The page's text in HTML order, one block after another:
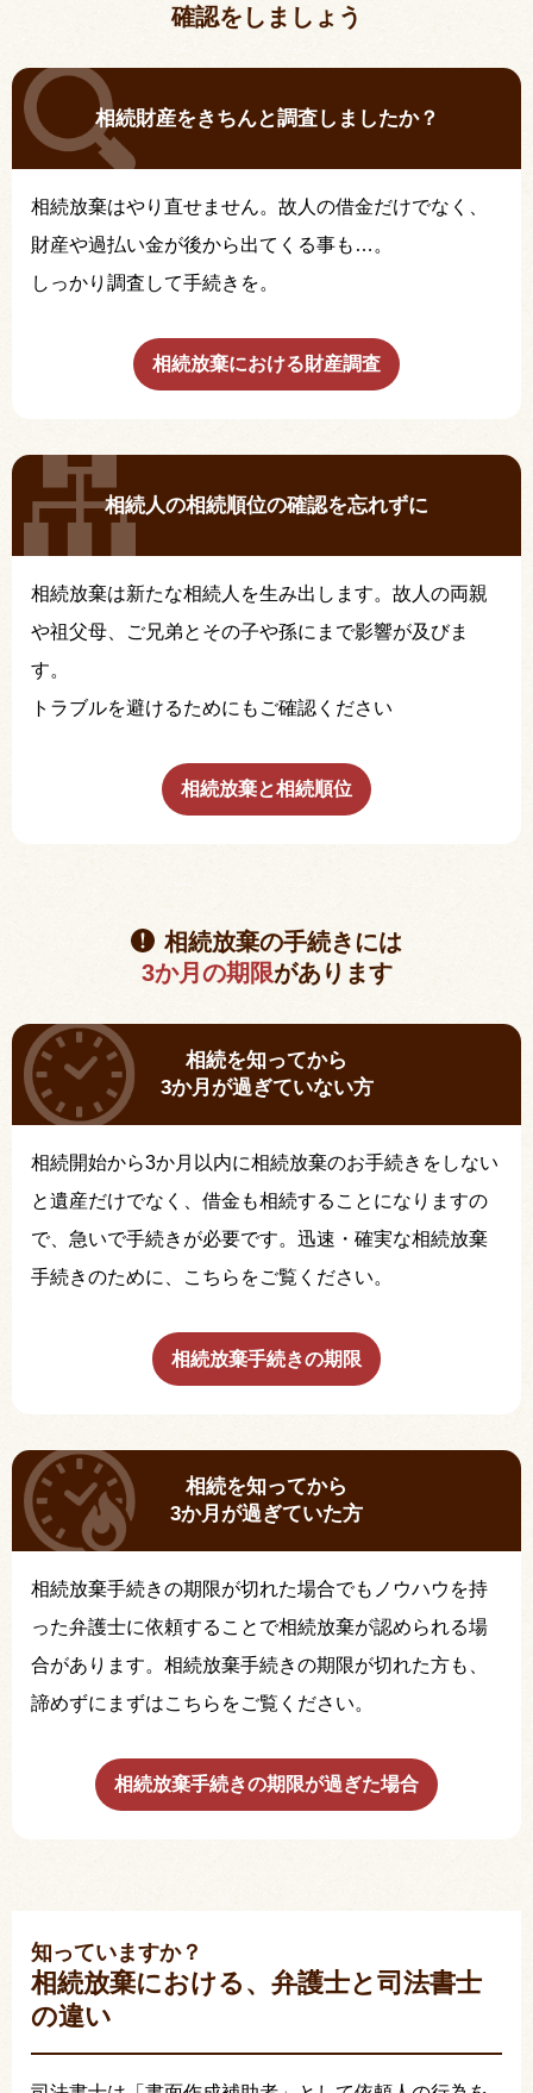
確認をしましょう
相続財産をきちんと調査しましたか？
相続放棄はやり直せません。故人の借金だけでなく、
財産や過払い金が後から出てくる事も…。
しっかり調査して手続きを。
相続放棄における財産調査
相続人の相続順位の確認を忘れずに
相続放棄は新たな相続人を生み出します。故人の両親
や祖父母、ご兄弟とその子や孫にまで影響が及びま
す。
トラブルを避けるためにもご確認ください
相続放棄と相続順位
相続放棄の手続きには
3か月の期限があります
相続を知ってから
3か月が過ぎていない方
相続開始から3か月以内に相続放棄のお手続きをしない
と遺産だけでなく、借金も相続することになりますの
で、急いで手続きが必要です。迅速・確実な相続放棄
手続きのために、こちらをご覧ください。
相続放棄手続きの期限
相続を知ってから
3か月が過ぎていた方
相続放棄手続きの期限が切れた場合でもノウハウを持
った弁護士に依頼することで相続放棄が認められる場
合があります。相続放棄手続きの期限が切れた方も、
諦めずにまずはこちらをご覧ください。
相続放棄手続きの期限が過ぎた場合
知っていますか？
相続放棄における、弁護士と司法書士
の違い